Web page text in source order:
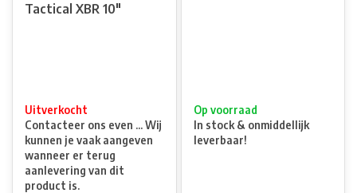
Tactical XBR 10"
Uitverkocht
Contacteer ons even ... Wij
kunnen je vaak aangeven
wanneer er terug
aanlevering van dit
product is.
Op voorraad
In stock & onmiddellijk
leverbaar!